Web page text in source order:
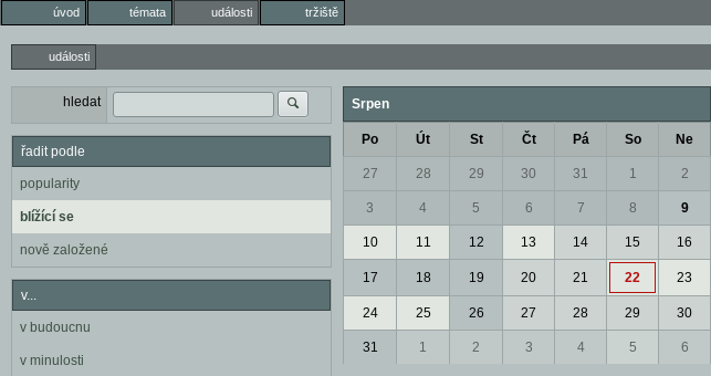
úvod témata události tržiště
události
hledat
řadit podle
popularity
blížící se
nově založené
v...
v budoucnu
v minulosti
Srpen
Po Út St Čt Pá So Ne
27 28 29 30 31 1 2
3 4 5 6 7 8 9
10 11 12 13 14 15 16
17 18 19 20 21 22 23
24 25 26 27 28 29 30
31 1 2 3 4 5 6